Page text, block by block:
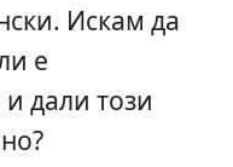
Искам да
е
дали този